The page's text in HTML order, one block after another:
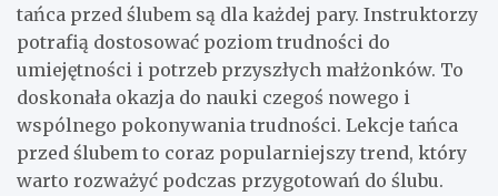
tańca przed ślubem są dla każdej pary. Instruktorzy
potrafią dostosować poziom trudności do
umiejętności i potrzeb przyszłych małżonków. To
doskonała okazja do nauki czegoś nowego i
wspólnego pokonywania trudności. Lekcje tańca
przed ślubem to coraz popularniejszy trend, który
warto rozważyć podczas przygotowań do ślubu.